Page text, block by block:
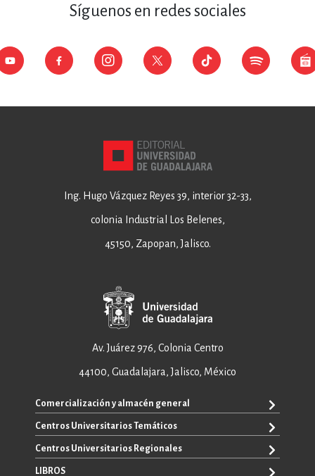
Síguenos en redes sociales
Ing. Hugo Vázquez Reyes 39, interior 32-33,
colonia Industrial Los Belenes,
45150, Zapopan, Jalisco.
Av. Juárez 976, Colonia Centro
44100, Guadalajara, Jalisco, México
Comercialización y almacén general
+52 33 3640 6326
+52 33 3640 4595
Centros Universitarios Temáticos
CUAAD
CUCEA
Centros Universitarios Regionales
LIBROS